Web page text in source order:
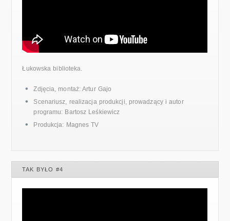
Łukowska biblioteka.
Zdjęcia, montaż: Artur Gajo
Scenariusz, realizacja produkcji, prowadzący i autor
programu: Bartosz Leśkiewicz
Produkcja: Magnes TV
TAK BYŁO #4